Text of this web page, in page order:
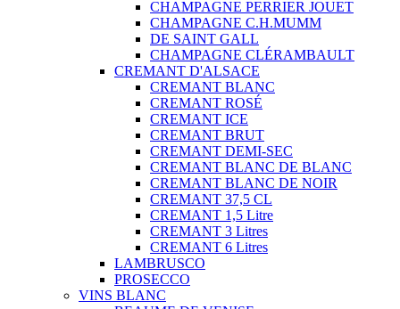
CHAMPAGNE PERRIER JOUET
CHAMPAGNE C.H.MUMM
DE SAINT GALL
CHAMPAGNE CLÉRAMBAULT
CREMANT D'ALSACE
CREMANT BLANC
CREMANT ROSÉ
CREMANT ICE
CREMANT BRUT
CREMANT DEMI-SEC
CREMANT BLANC DE BLANC
CREMANT BLANC DE NOIR
CREMANT 37,5 CL
CREMANT 1,5 Litre
CREMANT 3 Litres
CREMANT 6 Litres
LAMBRUSCO
PROSECCO
VINS BLANC